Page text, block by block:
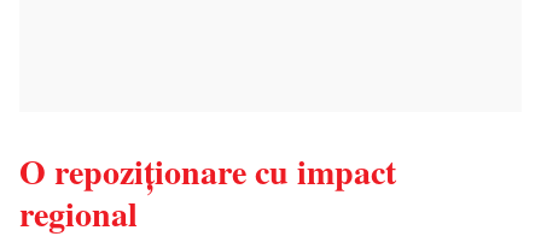
O repoziționare cu impact
regional